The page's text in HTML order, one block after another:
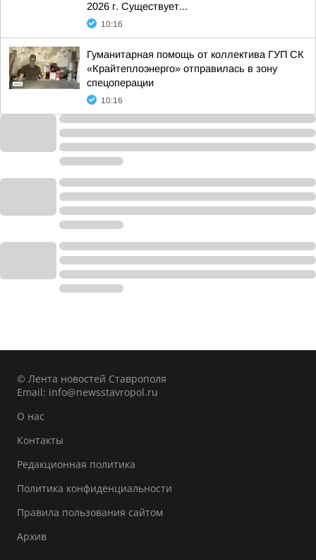
2026 г. Существует...
10:16
Гуманитарная помощь от коллектива ГУП СК
«Крайтеплоэнерго» отправилась в зону
спецоперации
10:16
© Лента новостей Ставрополя
Email: info@newsstavropol.ru
О нас
Контакты
Редакционная политика
Политика конфиденциальности
Правила пользования сайтом
Архив